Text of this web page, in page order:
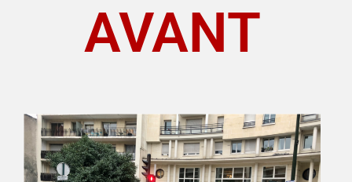
AVANT